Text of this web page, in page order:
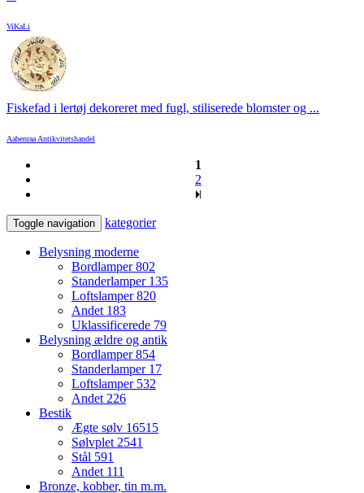
ViKaLi
Fiskefad i lertøj dekoreret med fugl, stiliserede blomster og ...
Aabenraa Antikvitetshandel
1
2
Toggle navigation kategorier
Belysning moderne
Bordlamper802
Standerlamper 135
Loftslamper820
Andet 183
Uklassificerede 79
Belysning ældre og antik
Bordlamper854
Standerlamper 17
Loftslamper 532
Andet 226
Bestik
Ægte sølv 16515
Sølvplet 2541
Stål 591
Andet 111
Bronze, kobber, tin m.m.